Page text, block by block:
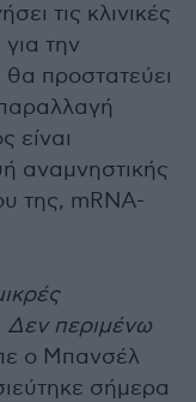
τις κλινικές
την
προστατεύει
είναι
αναμνηστικής
της, mRNA-
Δεν περιμένω
ο Μπανσέλ
σήμερα